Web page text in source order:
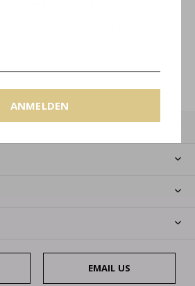
ANMELDEN
ANMELDEN
EMAIL US